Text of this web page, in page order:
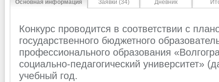
Основная информация Заявки (34) Дневник
Конкурс проводится в соответствии с
государственного бюджетного
профессионального образования
социально-педагогический университет»
учебный год.